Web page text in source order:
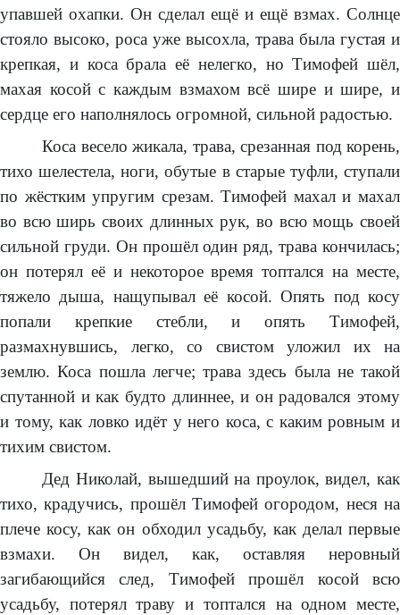
упавшей охапки. Он сделал ещё и ещё взмах. Солнце
стояло высоко, роса уже высохла, трава была густая и
крепкая, и коса брала её нелегко, но Тимофей шёл,
махая косой с каждым взмахом всё шире и шире, и
сердце его наполнялось огромной, сильной радостью.
Коса весело жикала, трава, срезанная под корень,
тихо шелестела, ноги, обутые в старые туфли, ступали
по жёстким упругим срезам. Тимофей махал и махал
во всю ширь своих длинных рук, во всю мощь своей
сильной груди. Он прошёл один ряд, трава кончилась;
он потерял её и некоторое время топтался на месте,
тяжело дыша, нащупывал её косой. Опять под косу
попали крепкие стебли, и опять Тимофей,
размахнувшись, легко, со свистом уложил их на
землю. Коса пошла легче; трава здесь была не такой
спутанной и как будто длиннее, и он радовался этому
и тому, как ловко идёт у него коса, с каким ровным и
тихим свистом.
Дед Николай, вышедший на проулок, видел, как
тихо, крадучись, прошёл Тимофей огородом, неся на
плече косу, как он обходил усадьбу, как делал первые
взмахи. Он видел, как, оставляя неровный
загибающийся след, Тимофей прошёл косой всю
усадьбу, потерял траву и топтался на одном месте,